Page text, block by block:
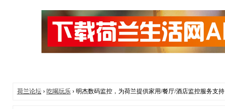
荷兰论坛› 吃喝玩乐› 明杰数码监控，为荷兰提供家用/餐厅/酒店监控服务支持